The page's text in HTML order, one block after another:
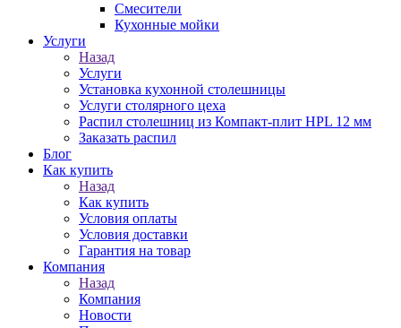
Смесители
Кухонные мойки
Услуги
Назад
Услуги
Установка кухонной столешницы
Услуги столярного цеха
Распил столешниц из Компакт-плит HPL 12 мм
Заказать распил
Блог
Как купить
Назад
Как купить
Условия оплаты
Условия доставки
Гарантия на товар
Компания
Назад
Компания
Новости